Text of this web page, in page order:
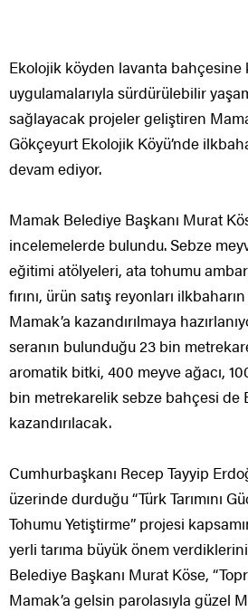
Ekolojik köyden lavanta bahçesine
uygulamalarıyla sürdürülebilir
sağlayacak projeler geliştiren
Gökçeyurt Ekolojik Köyü’nde
devam ediyor.
Mamak Belediye Başkanı Murat
incelemelerde bulundu. Sebze
eğitimi atölyeleri, ata tohumu
fırını, ürün satış reyonları
Mamak’a kazandırılmaya
seranın bulunduğu 23 bin
aromatik bitki, 400 meyve ağacı,
bin metrekarelik sebze bahçesi de
kazandırılacak.
Cumhurbaşkanı Recep Tayyip
üzerinde durduğu “Türk Tarımını
Tohumu Yetiştirme” projesi
yerli tarıma büyük önem
Belediye Başkanı Murat Köse,
Mamak’a gelsin parolasıyla güzel